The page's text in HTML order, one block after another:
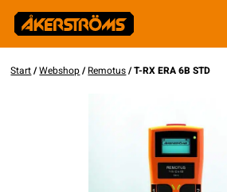
Start/Webshop/Remotus/ T-RX ERA 6B STD